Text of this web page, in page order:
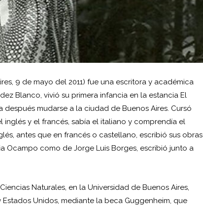
9 de mayo del 2011) fue una escritora y académica
Blanco, vivió su primera infancia en la estancia El
mudarse a la ciudad de Buenos Aires. Cursó
inglés y el francés, sabía el italiano y comprendía el
antes que en francés o castellano, escribió sus obras
Ocampo como de Jorge Luis Borges, escribió junto a
Naturales, en la Universidad de Buenos Aires,
Unidos, mediante la beca Guggenheim, que